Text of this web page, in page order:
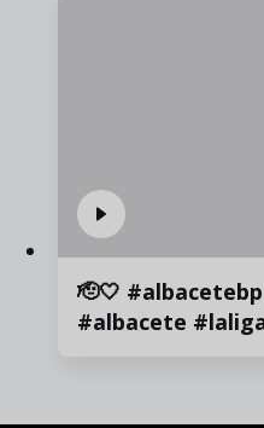
🫡🤍
#albacete